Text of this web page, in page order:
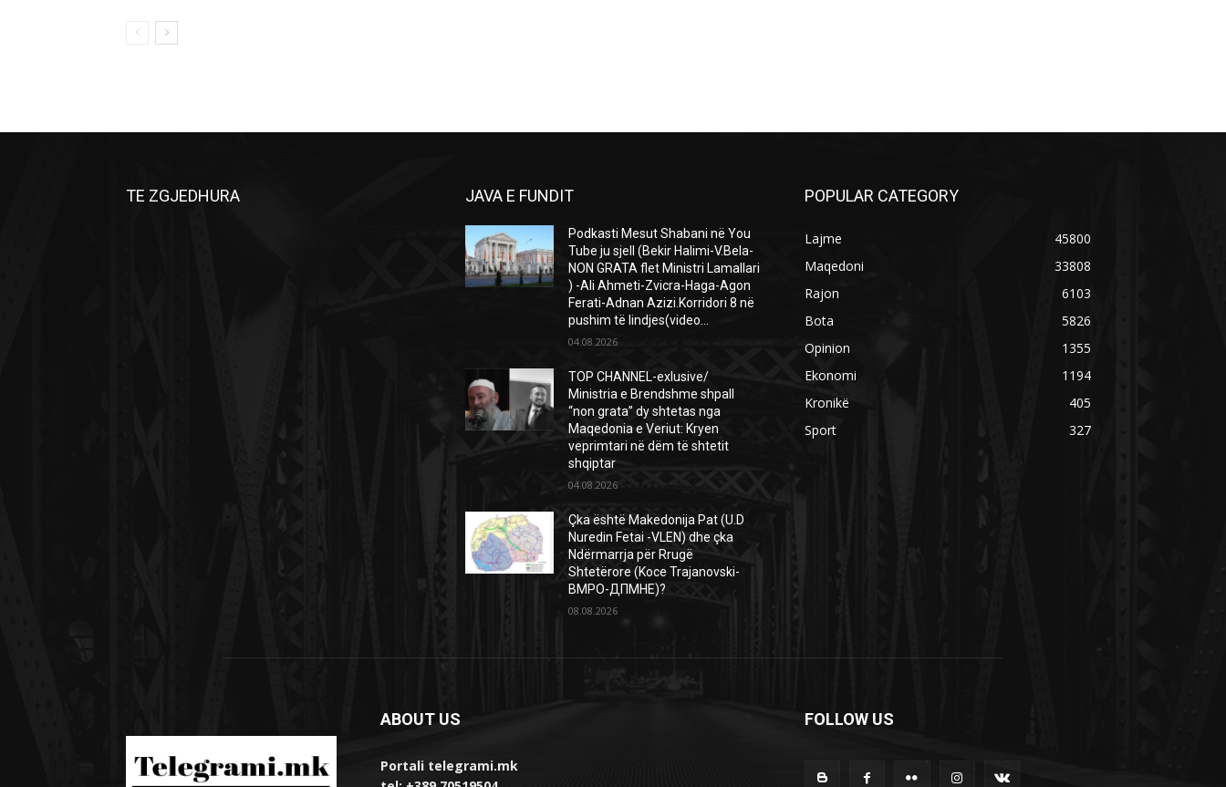
TE ZGJEDHURA JAVA E FUNDIT
Podkasti Mesut Shabani në You
Tube ju sjell (Bekir Halimi-V.Bela-
NON GRATA flet Ministri Lamallari
) -Ali Ahmeti-Zvicra-Haga-Agon
Ferati-Adnan Azizi.Korridori 8 në
pushim të lindjes(video...
04.08.2026
TOP CHANNEL-exlusive/
Ministria e Brendshme shpall
“non grata” dy shtetas nga
Maqedonia e Veriut: Kryen
veprimtari në dëm të shtetit
shqiptar
04.08.2026
Çka është Makedonija Pat (U.D
Nuredin Fetai -VLEN) dhe çka
Ndërmarrja për Rrugë
Shtetërore (Koce Trajanovski-
ВМРО-ДПМНЕ)?
08.08.2026
POPULAR CATEGORY
Lajme
45800
Maqedoni
33808
Rajon
6103
Bota
5826
Opinion
1355
Ekonomi
1194
Kronikë
405
Sport
327
ABOUT US
Portali telegrami.mk
FOLLOW US